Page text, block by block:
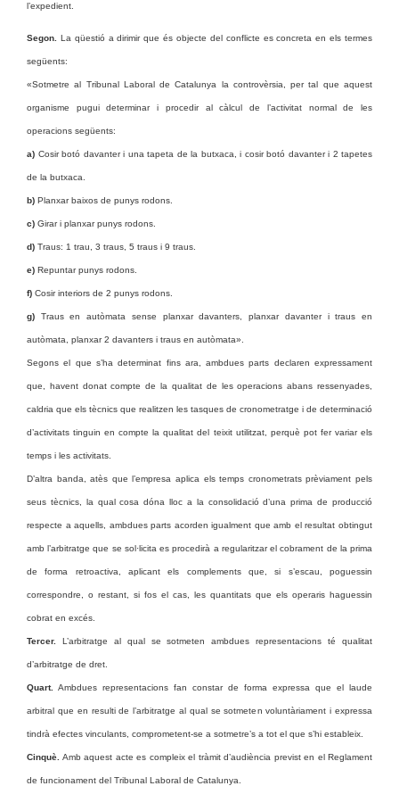
l’expedient.
Segon. La qüestió a dirimir que és objecte del conflicte es concreta en els termes
següents:
«Sotmetre al Tribunal Laboral de Catalunya la controvèrsia, per tal que aquest
organisme pugui determinar i procedir al càlcul de l’activitat normal de les
operacions següents:
a) Cosir botó davanter i una tapeta de la butxaca, i cosir botó davanter i 2 tapetes
de la butxaca.
b) Planxar baixos de punys rodons.
c) Girar i planxar punys rodons.
d) Traus: 1 trau, 3 traus, 5 traus i 9 traus.
e) Repuntar punys rodons.
f) Cosir interiors de 2 punys rodons.
g) Traus en autòmata sense planxar davanters, planxar davanter i traus en
autòmata, planxar 2 davanters i traus en autòmata».
Segons el que s’ha determinat fins ara, ambdues parts declaren expressament
que, havent donat compte de la qualitat de les operacions abans ressenyades,
caldria que els tècnics que realitzen les tasques de cronometratge i de determinació
d’activitats tinguin en compte la qualitat del teixit utilitzat, perquè pot fer variar els
temps i les activitats.
D’altra banda, atès que l’empresa aplica els temps cronometrats prèviament pels
seus tècnics, la qual cosa dóna lloc a la consolidació d’una prima de producció
respecte a aquells, ambdues parts acorden igualment que amb el resultat obtingut
amb l’arbitratge que se sol·licita es procedirà a regularitzar el cobrament de la prima
de forma retroactiva, aplicant els complements que, si s’escau, poguessin
correspondre, o restant, si fos el cas, les quantitats que els operaris haguessin
cobrat en excés.
Tercer. L’arbitratge al qual se sotmeten ambdues representacions té qualitat
d’arbitratge de dret.
Quart. Ambdues representacions fan constar de forma expressa que el laude
arbitral que en resulti de l’arbitratge al qual se sotmeten voluntàriament i expressa
tindrà efectes vinculants, comprometent-se a sotmetre’s a tot el que s’hi estableix.
Cinquè. Amb aquest acte es compleix el tràmit d’audiència previst en el Reglament
de funcionament del Tribunal Laboral de Catalunya.